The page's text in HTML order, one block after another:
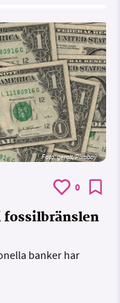
Foto:geralt/Pixabay
0
fossilbränslen
banker har